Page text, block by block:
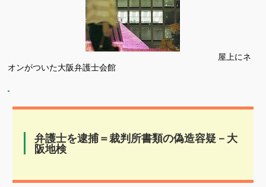
屋上にネ
オンがついた大阪弁護士会館
弁護士を逮捕＝裁判所書類の偽造容疑－大
阪地検